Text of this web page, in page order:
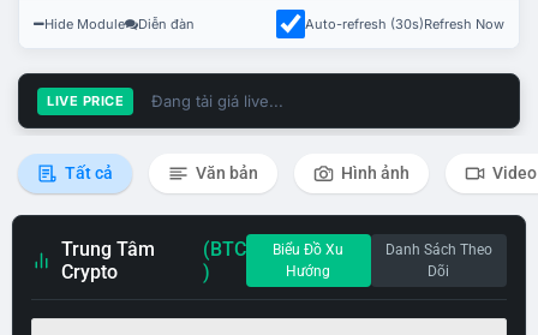
Hide Module Diễn đàn Auto-refresh (30s)Refresh Now
LIVE PRICE Đang tải giá live...
Tất cả Văn bản Hình ảnh Video
Trung Tâm
Crypto
(BTC
)
Biểu Đồ Xu
Hướng
Danh Sách Theo
Dõi